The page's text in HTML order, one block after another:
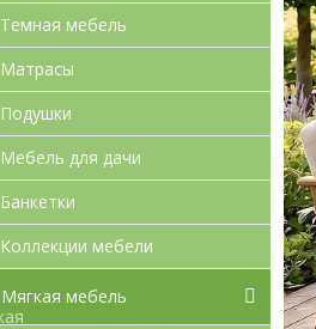
Темная мебель
Матрасы
Подушки
Мебель для дачи
Банкетки
Коллекции мебели
Мягкая мебель